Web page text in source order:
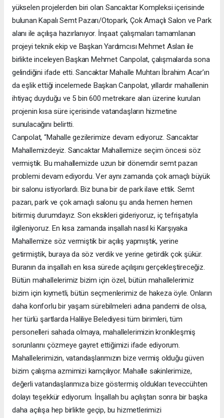
yükselen projelerden biri olan Sancaktar Kompleksi içerisinde
bulunan Kapalı Semt Pazarı/Otopark, Çok Amaçlı Salon ve Park
alanı ile açılışa hazırlanıyor. İnşaat çalışmaları tamamlanan
projeyi teknik ekip ve Başkan Yardımcısı Mehmet Aslan ile
birlikte inceleyen Başkan Mehmet Canpolat, çalışmalarda sona
gelindiğini ifade etti. Sancaktar Mahalle Muhtarı İbrahim Acar’ın
da eşlik ettiği incelemede Başkan Canpolat, yıllardır mahallenin
ihtiyaç duyduğu ve 5 bin 600 metrekare alan üzerine kurulan
projenin kısa süre içerisinde vatandaşların hizmetine
sunulacağını belirtti.
Canpolat, “Mahalle gezilerimize devam ediyoruz. Sancaktar
Mahallemizdeyiz. Sancaktar Mahallemize seçim öncesi söz
vermiştik. Bu mahallemizde uzun bir dönemdir semt pazarı
problemi devam ediyordu. Ver aynı zamanda çok amaçlı büyük
bir salonu istiyorlardı. Biz buna bir de park ilave ettik. Semt
pazarı, park ve çok amaçlı salonu şu anda hemen hemen
bitirmiş durumdayız. Son eksikleri gideriyoruz, iç tefrişatıyla
ilgileniyoruz. En kısa zamanda inşallah nasıl ki Karşıyaka
Mahallemize söz vermiştik bir açılış yapmıştık, yerine
getirmiştik, buraya da söz verdik ve yerine getirdik çok şükür.
Buranın da inşallah en kısa sürede açılışını gerçekleştireceğiz.
Bütün mahallelerimiz bizim için özel, bütün mahallelerimiz
bizim için kıymetli, bütün seçmenlerimiz de hakeza öyle. Onların
daha konforlu bir yaşam sürebilmeleri adına pandemi de olsa,
her türlü şartlarda Haliliye Belediyesi tüm birimleri, tüm
personelleri sahada olmaya, mahallelerimizin kronikleşmiş
sorunlarını çözmeye gayret ettiğimizi ifade ediyorum.
Mahallelerimizin, vatandaşlarımızın bize vermiş olduğu güven
bizim çalışma azmimizi kamçılıyor. Mahalle sakinlerimize,
değerli vatandaşlarımıza bize göstermiş oldukları teveccühten
dolayı teşekkür ediyorum. İnşallah bu açılıştan sonra bir başka
daha açılışa hep birlikte geçip, bu hizmetlerimizi